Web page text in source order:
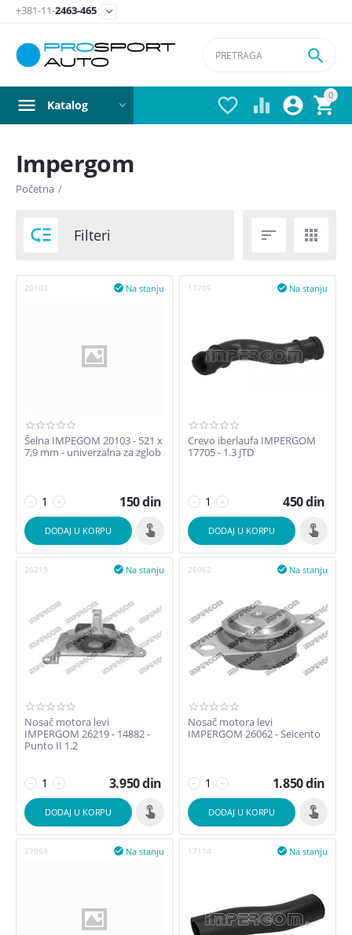
+381-11-2463-465 
0


 

Katalog
Postavite filter
Čepovi
Vrsta manžetne trapa
150 din 7500din
Impergom
Početna /
 Filteri  
20103 Na stanju

Šelna IMPEGOM 20103 - 521 x
7,9 mm - univerzalna za zglob
+
− 150din
DODAJ U KORPU
17705 Na stanju

Crevo iberlaufa IMPERGOM
17705 - 1.3 JTD
+
− 450din
DODAJ U KORPU
26219 Na stanju

Nosač motora levi
IMPERGOM 26219 - 14882 -
Punto II 1.2
+
− 3.950din
DODAJ U KORPU
26062 Na stanju

Nosač motora levi
IMPERGOM 26062 - Seicento
+
− 1.850din
DODAJ U KORPU
27969 Na stanju
 17114 Na stanju
